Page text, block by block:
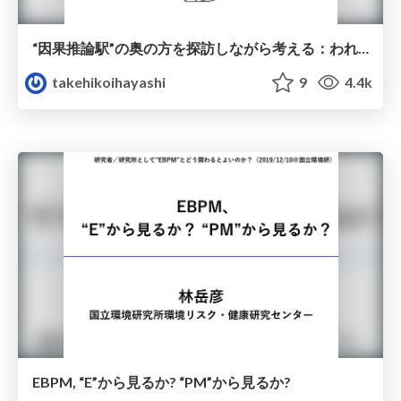
“因果推論駅”の奥の方を探訪しながら考える：われわれの諸研究は内的に/外的にどのような繋がりを持っているのか
takehikoihayashi
9 4.4k
EBPM, “E”から見るか? “PM”から見るか?